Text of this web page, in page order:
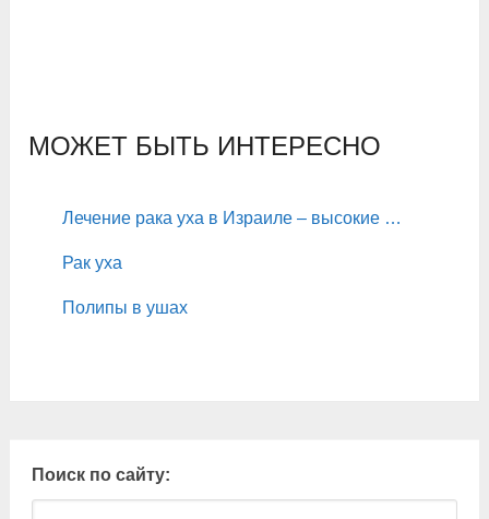
МОЖЕТ БЫТЬ ИНТЕРЕСНО
Лечение рака уха в Израиле – высокие …
Рак уха
Полипы в ушах
Поиск по сайту: